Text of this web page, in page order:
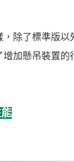
，除了標準版
加懸吊裝置